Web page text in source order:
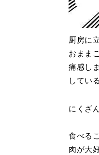
厨房に
おまま
痛感し
してい
にくざ
食べる
肉が大